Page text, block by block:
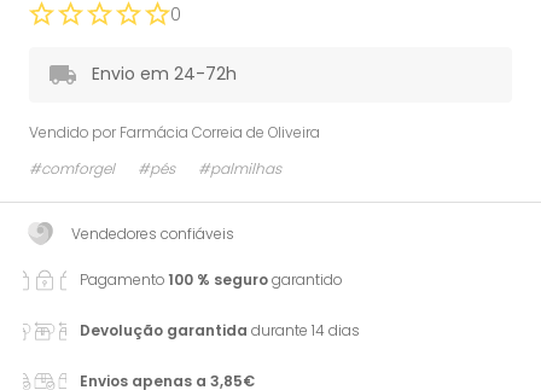
0
Envio em 24-72h
Vendido por Farmácia Correia de Oliveira
#comforgel
#pés #palmilhas
Vendedores confiáveis
Pagamento100 % segurogarantido
Devolução garantida durante 14 dias
Envios apenas a 3,85€